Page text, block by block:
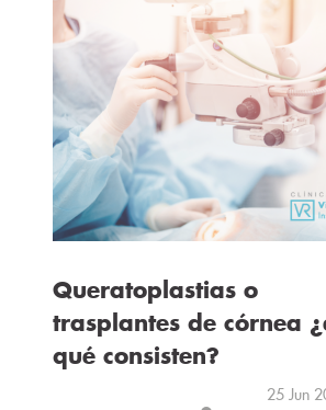
Queratoplastias o
trasplantes de córnea
qué consisten?
25 Jun